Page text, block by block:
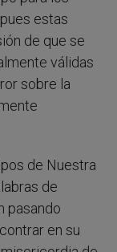
estas
de que se
válidas
sobre la
de Nuestra
de
pasando
en su